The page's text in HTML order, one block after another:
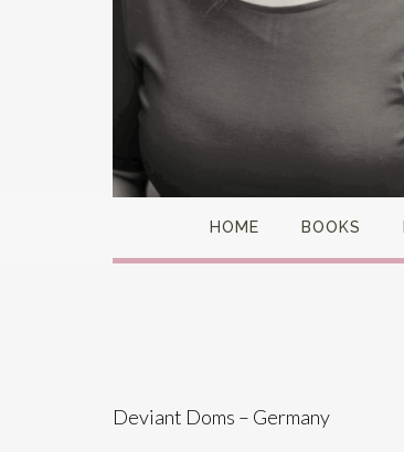
HOME BOOKS
Deviant Doms – Germany